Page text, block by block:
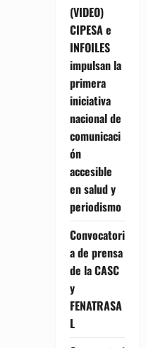
(VIDEO)
CIPESA e
INFOILES
impulsan la
primera
iniciativa
nacional de
comunicaci
ón
accesible
en salud y
periodismo
Convocatori
a de prensa
de la CASC
y
FENATRASA
L